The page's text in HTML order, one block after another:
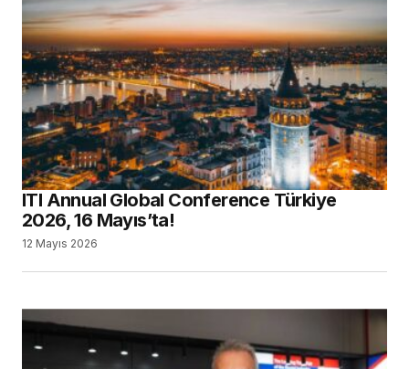
ITI Annual Global Conference Türkiye
2026, 16 Mayıs’ta!
12 Mayıs 2026